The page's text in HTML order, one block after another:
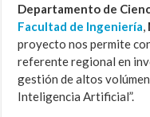
Departamento de
Facultad de Ingeniería,
proyecto nos permite
referente regional en
gestión de altos
Inteligencia Artificial”.